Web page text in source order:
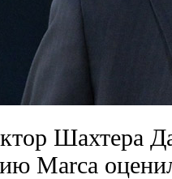
Шахтера
Marca